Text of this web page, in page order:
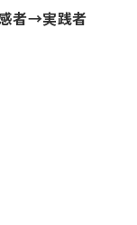
者→実践者